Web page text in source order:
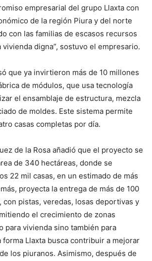
empresarial del grupo Llaxta con
de la región Piura y del norte
con las familias de escasos recursos
digna”, sostuvo el empresario.
que ya invirtieron más de 10 millones
de módulos, que usa tecnología
el ensamblaje de estructura, mezcla
de moldes. Este sistema permite
casas completas por día.
de la Rosa añadió que el proyecto se
de 340 hectáreas, donde se
22 mil casas, en un estimado de más
proyecta la entrega de más de 100
con pistas, veredas, losas deportivas y
el crecimiento de zonas
para vivienda sino también para
forma Llaxta busca contribuir a mejorar
los piuranos. Asimismo, después de